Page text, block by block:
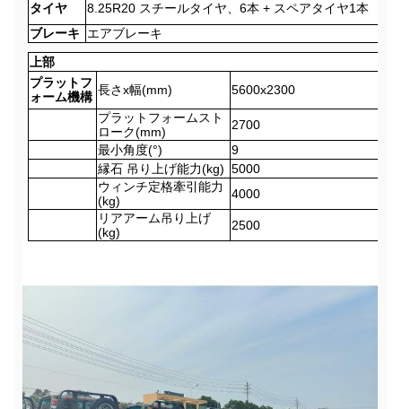
タイヤ
8.25R20 スチールタイヤ、6本 + スペアタイヤ1本
ブレーキ
エアブレーキ
上部
プラットフ
ォーム機構 長さx幅(mm) 5600x2300
プラットフォームスト
ローク(mm)
2700
最小角度(°)
9
縁石 吊り上げ能力(kg) 5000
ウィンチ定格牽引能力
(kg)
4000
リアアーム吊り上げ
(kg)
2500